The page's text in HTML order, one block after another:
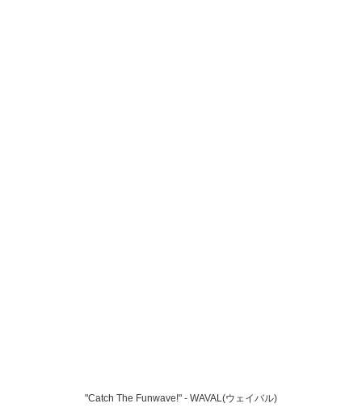
"Catch The Funwave!" - WAVAL(ウェイバル)